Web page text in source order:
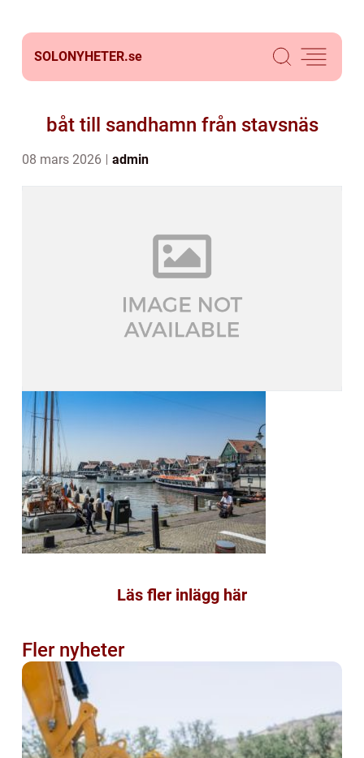
SOLONYHETER.se
båt till sandhamn från stavsnäs
08 mars 2026 admin
Läs fler inlägg här
Fler nyheter